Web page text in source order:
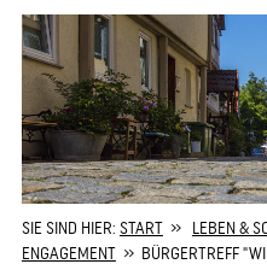
Kontaktformular
springen
Zur
Startseite
springen
SIE SIND HIER: START» LEBEN &
ENGAGEMENT» BÜRGERTREFF